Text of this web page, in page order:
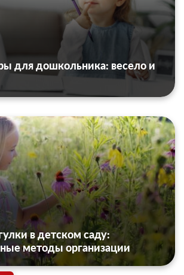
для дошкольника: весело и
в детском саду:
методы организации